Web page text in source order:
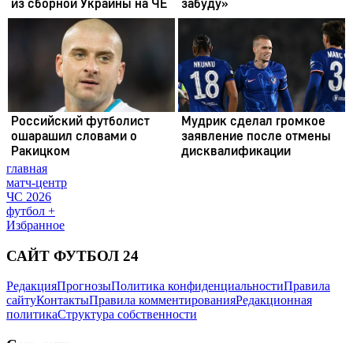
главная
матч-центр
ЧС 2026
футбол +
Избранное
САЙТ ФУТБОЛ 24
РедакцияПрогнозыПолитика конфиденциальностиПравила
сайтуКонтактыПравила комментированияРедакционная
политикаСтруктура собственности